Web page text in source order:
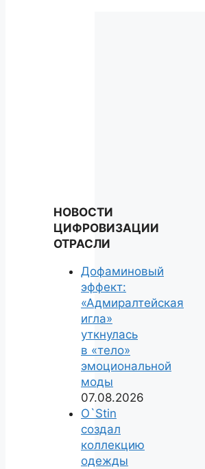
НОВОСТИ
ЦИФРОВИЗАЦИИ
ОТРАСЛИ
Дофаминовый
эффект:
«Адмиралтейская
игла»
уткнулась
в «тело»
эмоциональной
моды
07.08.2026
O`Stin
создал
коллекцию
одежды